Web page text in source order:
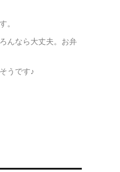
。
んなら大丈夫。お弁
うです♪